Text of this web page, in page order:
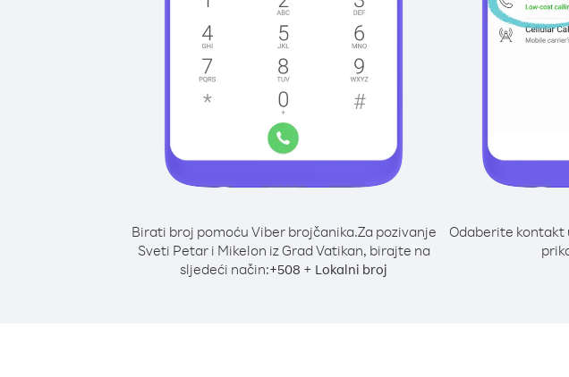
Birati broj pomoću Viber brojčanika.Za pozivanje
Sveti Petar i Mikelon iz Grad Vatikan, birajte na
sljedeći način:+508 + Lokalni broj
Odaberite kontakt